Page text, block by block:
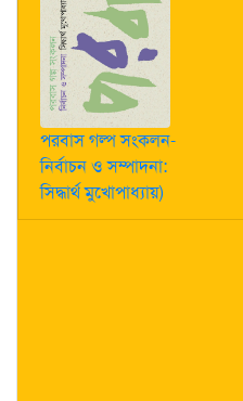
পরবাস গল্প সংকলন-
নির্বাচন ও সম্পাদনা:
সিদ্ধার্থ মুখোপাধ্যায়)